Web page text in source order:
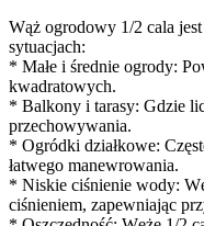
Wąż ogrodowy 1/2 cala
sytuacjach:
* Małe i średnie ogrody:
kwadratowych.
* Balkony i tarasy: Gdzie
przechowywania.
* Ogródki działkowe:
łatwego manewrowania.
* Niskie ciśnienie wody:
ciśnieniem, zapewniając